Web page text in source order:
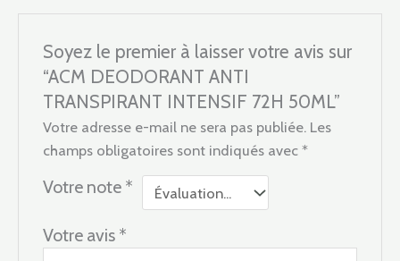
Soyez le premier à laisser votre avis sur
“ACM DEODORANT ANTI
TRANSPIRANT INTENSIF 72H 50ML”
Votre adresse e-mail ne sera pas publiée. Les
champs obligatoires sont indiqués avec*
Votre note *
Votre avis *